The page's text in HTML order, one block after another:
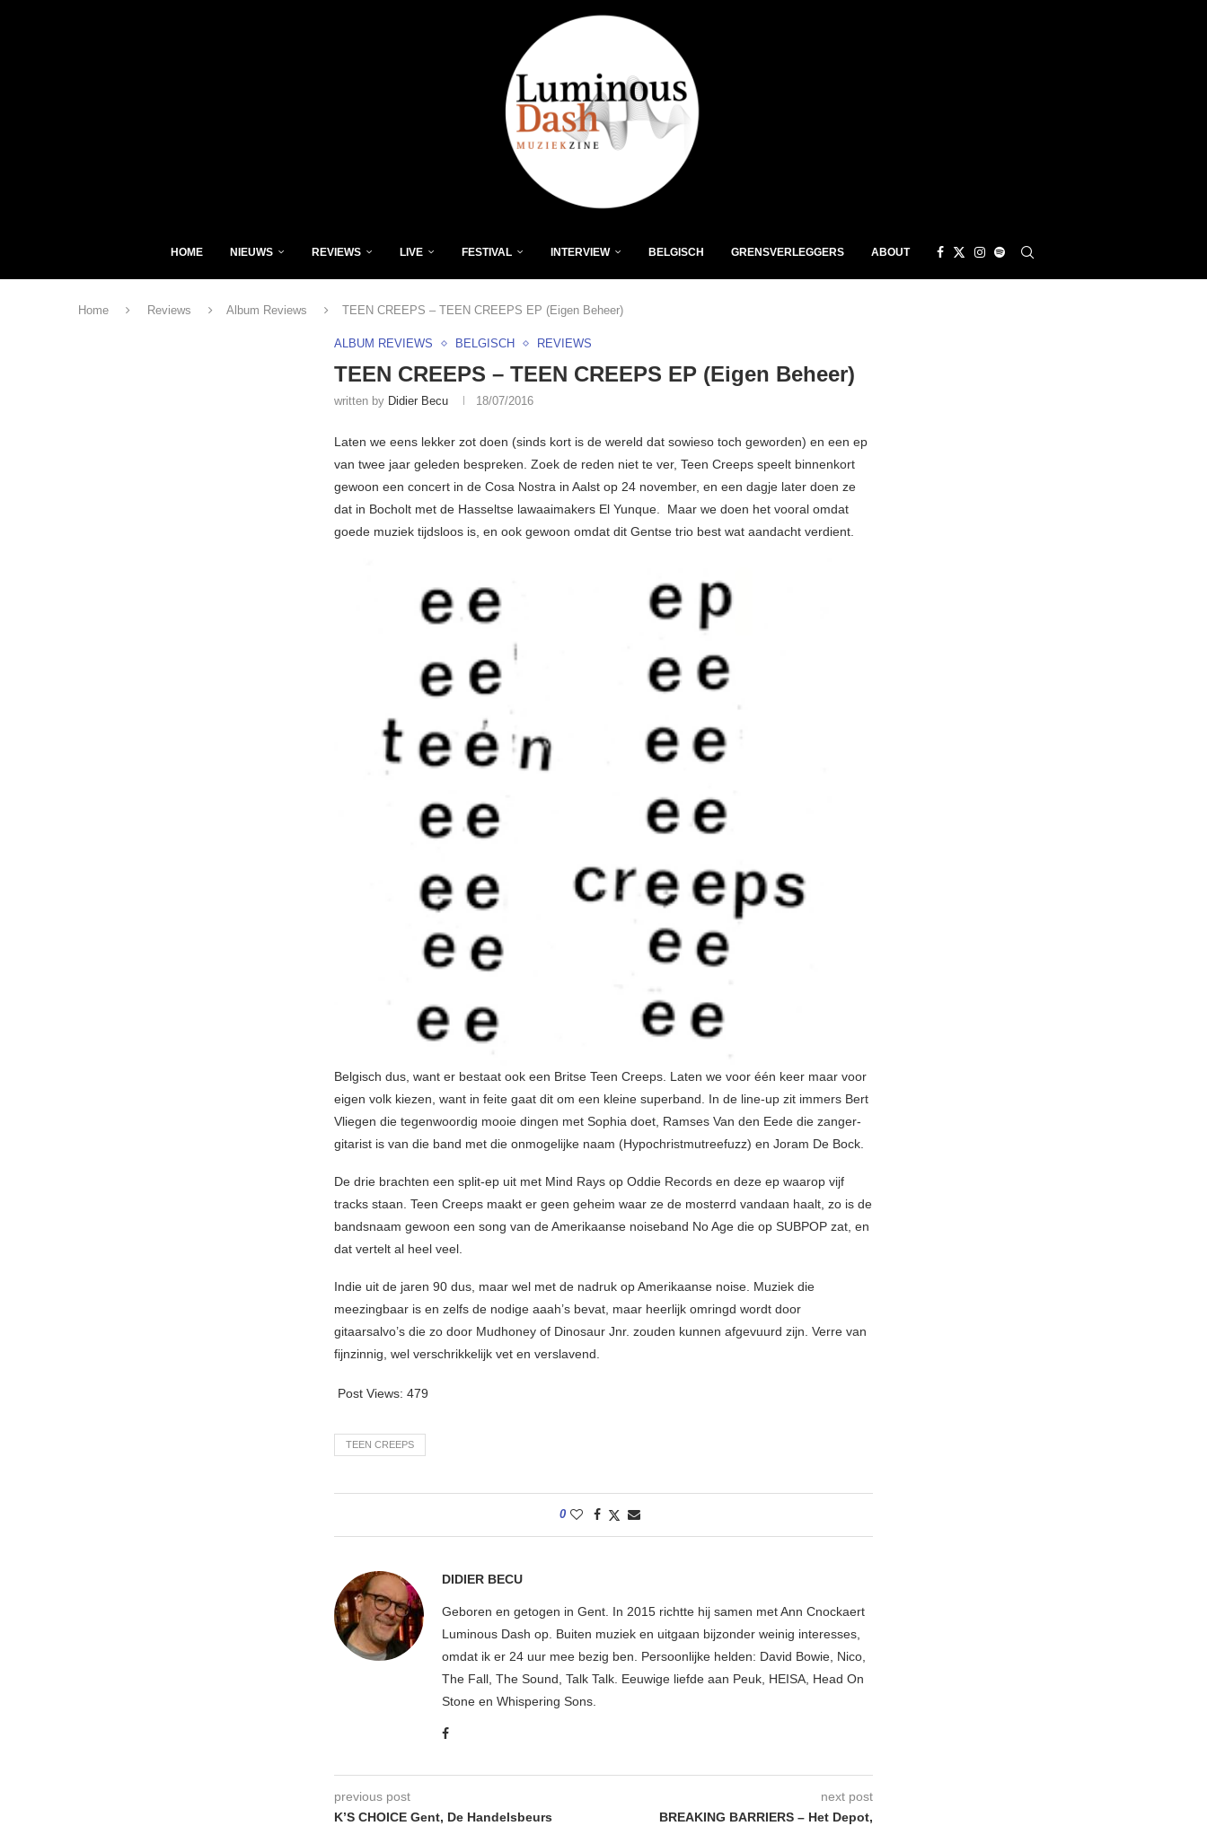
HOME NIEUWS REVIEWS LIVE FESTIVAL INTERVIEW BELGISCH GRENSVERLEGGERS ABOUT
Home Reviews Album Reviews TEEN CREEPS – TEEN CREEPS EP (Eigen Beheer)
ALBUM REVIEWS BELGISCH REVIEWS
TEEN CREEPS – TEEN CREEPS EP (Eigen Beheer)
written by Didier Becu 18/07/2016
Laten we eens lekker zot doen (sinds kort is de wereld dat sowieso toch geworden) en een ep
van twee jaar geleden bespreken. Zoek de reden niet te ver, Teen Creeps speelt binnenkort
gewoon een concert in de Cosa Nostra in Aalst op 24 november, en een dagje later doen ze
dat in Bocholt met de Hasseltse lawaaimakers El Yunque. Maar we doen het vooral omdat
goede muziek tijdsloos is, en ook gewoon omdat dit Gentse trio best wat aandacht verdient.
Belgisch dus, want er bestaat ook een Britse Teen Creeps. Laten we voor één keer maar voor
eigen volk kiezen, want in feite gaat dit om een kleine superband. In de line-up zit immers Bert
Vliegen die tegenwoordig mooie dingen met Sophia doet, Ramses Van den Eede die zanger-
gitarist is van die band met die onmogelijke naam (Hypochristmutreefuzz) en Joram De Bock.
De drie brachten een split-ep uit met Mind Rays op Oddie Records en deze ep waarop vijf
tracks staan. Teen Creeps maakt er geen geheim waar ze de mosterrd vandaan haalt, zo is de
bandsnaam gewoon een song van de Amerikaanse noiseband No Age die op SUBPOP zat, en
dat vertelt al heel veel.
Indie uit de jaren 90 dus, maar wel met de nadruk op Amerikaanse noise. Muziek die
meezingbaar is en zelfs de nodige aaah’s bevat, maar heerlijk omringd wordt door
gitaarsalvo’s die zo door Mudhoney of Dinosaur Jnr. zouden kunnen afgevuurd zijn. Verre van
fijnzinnig, wel verschrikkelijk vet en verslavend.
Post Views: 479
TEEN CREEPS
0
DIDIER BECU
Geboren en getogen in Gent. In 2015 richtte hij samen met Ann Cnockaert
Luminous Dash op. Buiten muziek en uitgaan bijzonder weinig interesses,
omdat ik er 24 uur mee bezig ben. Persoonlijke helden: David Bowie, Nico,
The Fall, The Sound, Talk Talk. Eeuwige liefde aan Peuk, HEISA, Head On
Stone en Whispering Sons.
previous post
K’S CHOICE Gent, De Handelsbeurs
next post
BREAKING BARRIERS – Het Depot,